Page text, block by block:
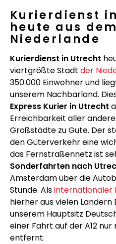
Kurierdienst
heute aus
Niederlande
Kurierdienst in Utrecht
viertgrößte Stadt der
350.000 Einwohner und
unserem Nachbarland.
Express Kurier in Utrecht
Erreichbarkeit aller
Großstädte zu Gute. Der
den Güterverkehr eine
das Fernstraßennetz ist
Sonderfahrten nach
Amsterdam über die
Stunde. Alsinternationaler
hierher aus vielen Ländern
unserem Hauptsitz
einer Fahrt auf der A12
entfernt.